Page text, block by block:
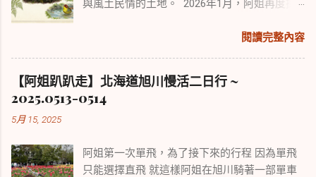
與風土民情的土地。 2026年1月，阿姐再度探
采。 本次行程從賞鳥勝地保山百花嶺開始，續
不同，可以說是景點與野趣的不同體驗。
閱讀完整內容
【阿姐趴趴走】北海道旭川慢活二日行 ~
2025.0513-0514
5月 15, 2025
阿姐第一次單飛，為了接下來的行程 因為單飛
只能選擇直飛 就這樣阿姐在旭川騎著一部單車